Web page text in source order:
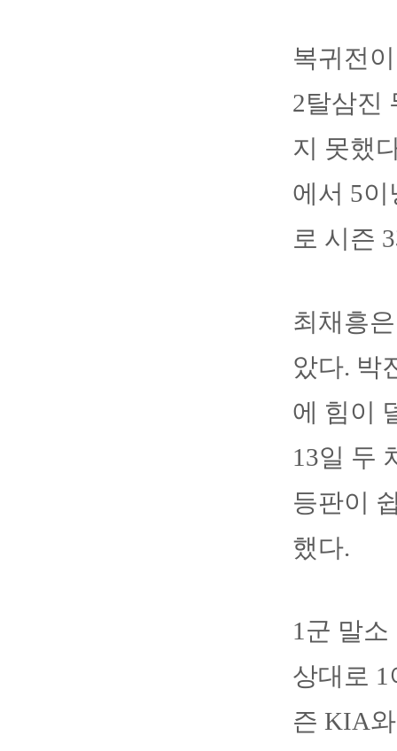
복귀전
2탈삼진
지 못했
에서 5
로 시즌
최채흥
았다. 박
에 힘이
13일 두
등판이
했다.
1군 말
상대로
즌 KIA